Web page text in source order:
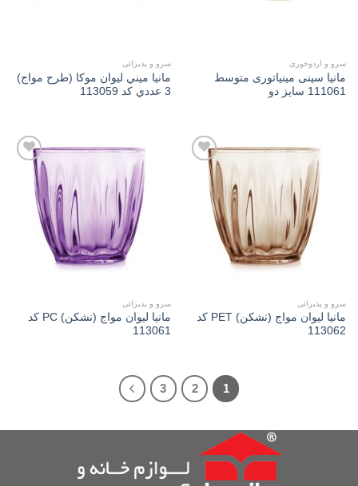
سرو و اردوخوری
مانیا سینی مینیاتوری متوسط
111061 سایز دو
سرو و پذیرائی
مانیا میني لیوان موکا (طرح مواج)
3 عددي کد 113059
Add to
wishlist
سرو و پذیرائی
مانیا لیوان مواج (نشکن) PET کد
113062
Add to
wishlist
سرو و پذیرائی
مانیا لیوان مواج (نشکن) PC کد
113061
1
2
3